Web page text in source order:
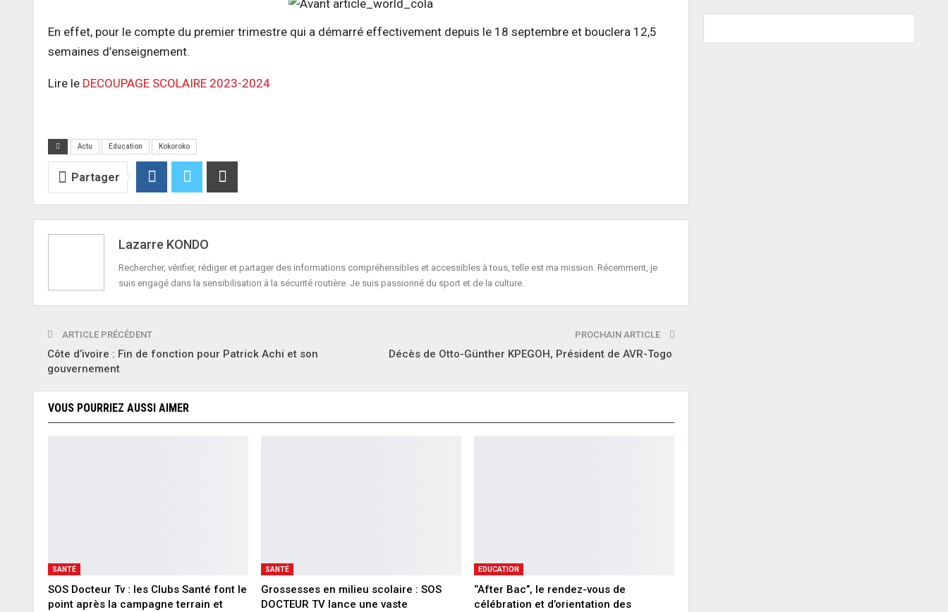
En effet, pour le compte du premier trimestre qui a démarré effectivement depuis le 18 septembre et bouclera 12,5
semaines d’enseignement.
Lire le DECOUPAGE SCOLAIRE 2023-2024
Actu Education Kokoroko
Partager
Lazarre KONDO
Rechercher, vérifier, rédiger et partager des informations compréhensibles et accessibles à tous, telle est ma mission. Récemment, je
suis engagé dans la sensibilisation à la sécurité routière. Je suis passionné du sport et de la culture.
ARTICLE PRÉCÉDENT
Côte d’ivoire : Fin de fonction pour Patrick Achi et son
gouvernement
PROCHAIN ARTICLE
Décès de Otto-Günther KPEGOH, Président de AVR-Togo
VOUS POURRIEZ AUSSI AIMER
SANTÉ
SOS Docteur Tv : les Clubs Santé font le
point après la campagne terrain et
SANTÉ
Grossesses en milieu scolaire : SOS
DOCTEUR TV lance une vaste
EDUCATION
‘’After Bac’’, le rendez-vous de
célébration et d’orientation des